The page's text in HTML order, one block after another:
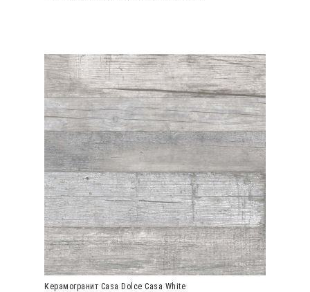
Керамогранит Casa Dolce Casa White